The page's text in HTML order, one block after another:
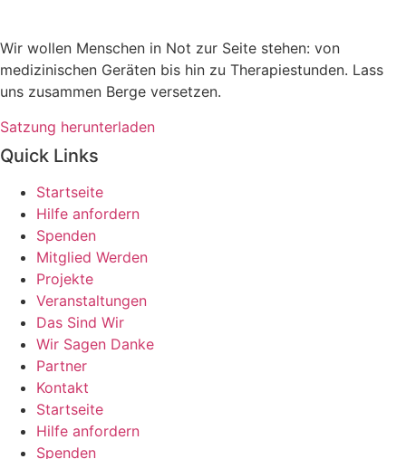
Wir wollen Menschen in Not zur Seite stehen: von
medizinischen Geräten bis hin zu Therapiestunden. Lass
uns zusammen Berge versetzen.
Satzung herunterladen
Quick Links
Startseite
Hilfe anfordern
Spenden
Mitglied Werden
Projekte
Veranstaltungen
Das Sind Wir
Wir Sagen Danke
Partner
Kontakt
Startseite
Hilfe anfordern
Spenden